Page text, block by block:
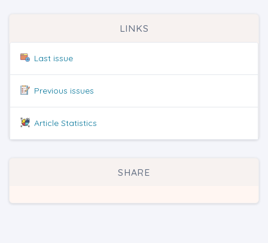
LINKS
Last issue
Previous issues
Article Statistics
SHARE